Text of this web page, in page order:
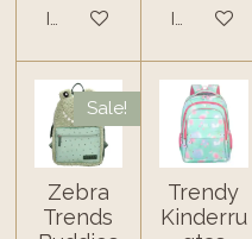
In winkelwagenIn
Sale!
Zebra
Trends
Trendy
Kinderru